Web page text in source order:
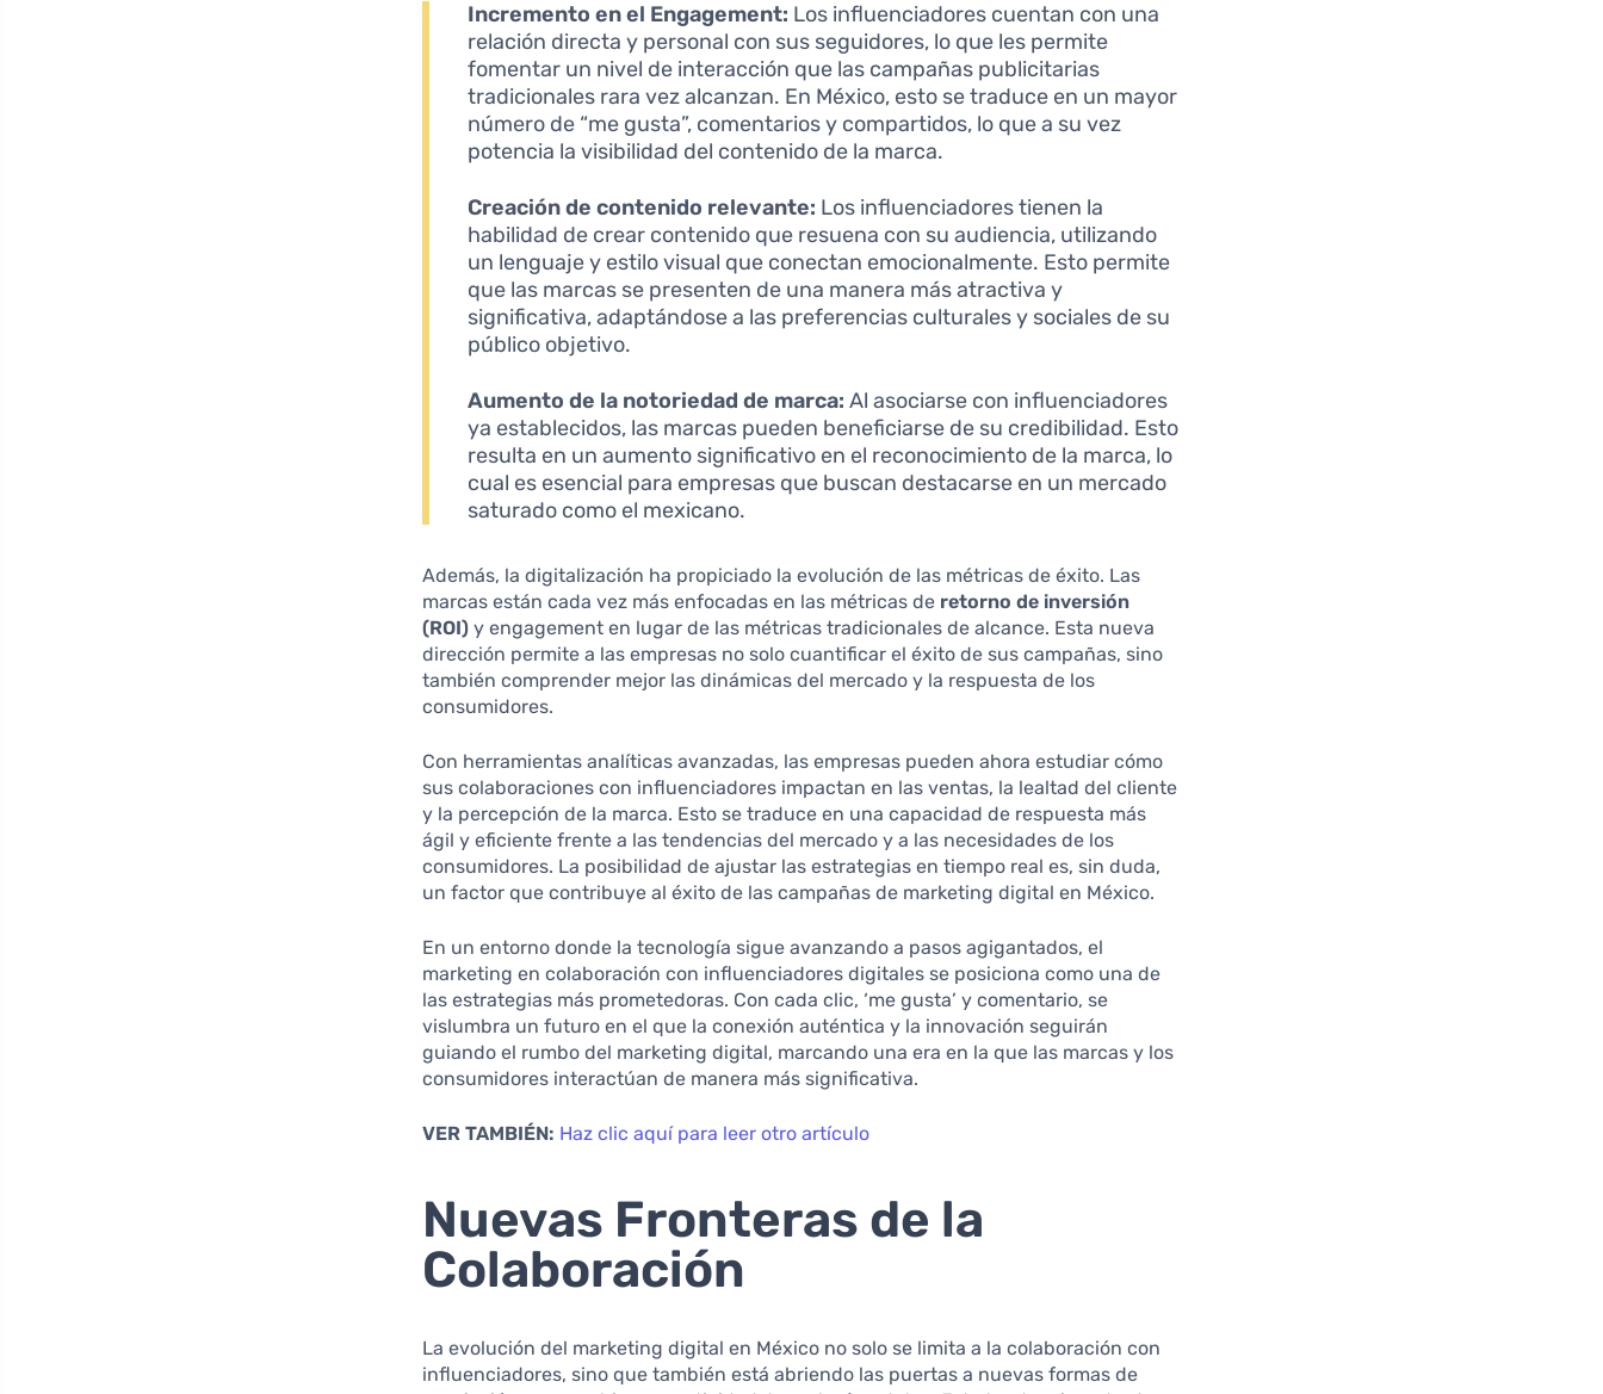
Incremento en el Engagement: Los influenciadores cuentan con una
relación directa y personal con sus seguidores, lo que les permite
fomentar un nivel de interacción que las campañas publicitarias
tradicionales rara vez alcanzan. En México, esto se traduce en un mayor
número de “me gusta”, comentarios y compartidos, lo que a su vez
potencia la visibilidad del contenido de la marca.
Creación de contenido relevante: Los influenciadores tienen la
habilidad de crear contenido que resuena con su audiencia, utilizando
un lenguaje y estilo visual que conectan emocionalmente. Esto permite
que las marcas se presenten de una manera más atractiva y
significativa, adaptándose a las preferencias culturales y sociales de su
público objetivo.
Aumento de la notoriedad de marca: Al asociarse con influenciadores
ya establecidos, las marcas pueden beneficiarse de su credibilidad. Esto
resulta en un aumento significativo en el reconocimiento de la marca, lo
cual es esencial para empresas que buscan destacarse en un mercado
saturado como el mexicano.
Además, la digitalización ha propiciado la evolución de las métricas de éxito. Las
marcas están cada vez más enfocadas en las métricas de retorno de inversión
(ROI) y engagement en lugar de las métricas tradicionales de alcance. Esta nueva
dirección permite a las empresas no solo cuantificar el éxito de sus campañas, sino
también comprender mejor las dinámicas del mercado y la respuesta de los
consumidores.
Con herramientas analíticas avanzadas, las empresas pueden ahora estudiar cómo
sus colaboraciones con influenciadores impactan en las ventas, la lealtad del cliente
y la percepción de la marca. Esto se traduce en una capacidad de respuesta más
ágil y eficiente frente a las tendencias del mercado y a las necesidades de los
consumidores. La posibilidad de ajustar las estrategias en tiempo real es, sin duda,
un factor que contribuye al éxito de las campañas de marketing digital en México.
En un entorno donde la tecnología sigue avanzando a pasos agigantados, el
marketing en colaboración con influenciadores digitales se posiciona como una de
las estrategias más prometedoras. Con cada clic, ‘me gusta’ y comentario, se
vislumbra un futuro en el que la conexión auténtica y la innovación seguirán
guiando el rumbo del marketing digital, marcando una era en la que las marcas y los
consumidores interactúan de manera más significativa.
VER TAMBIÉN: Haz clic aquí para leer otro artículo
Nuevas Fronteras de la
Colaboración
La evolución del marketing digital en México no solo se limita a la colaboración con
influenciadores, sino que también está abriendo las puertas a nuevas formas de